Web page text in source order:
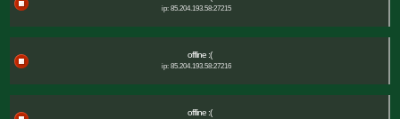
ip: 85.204.193.58:27215
offline :(
ip: 85.204.193.58:27216
offline :(